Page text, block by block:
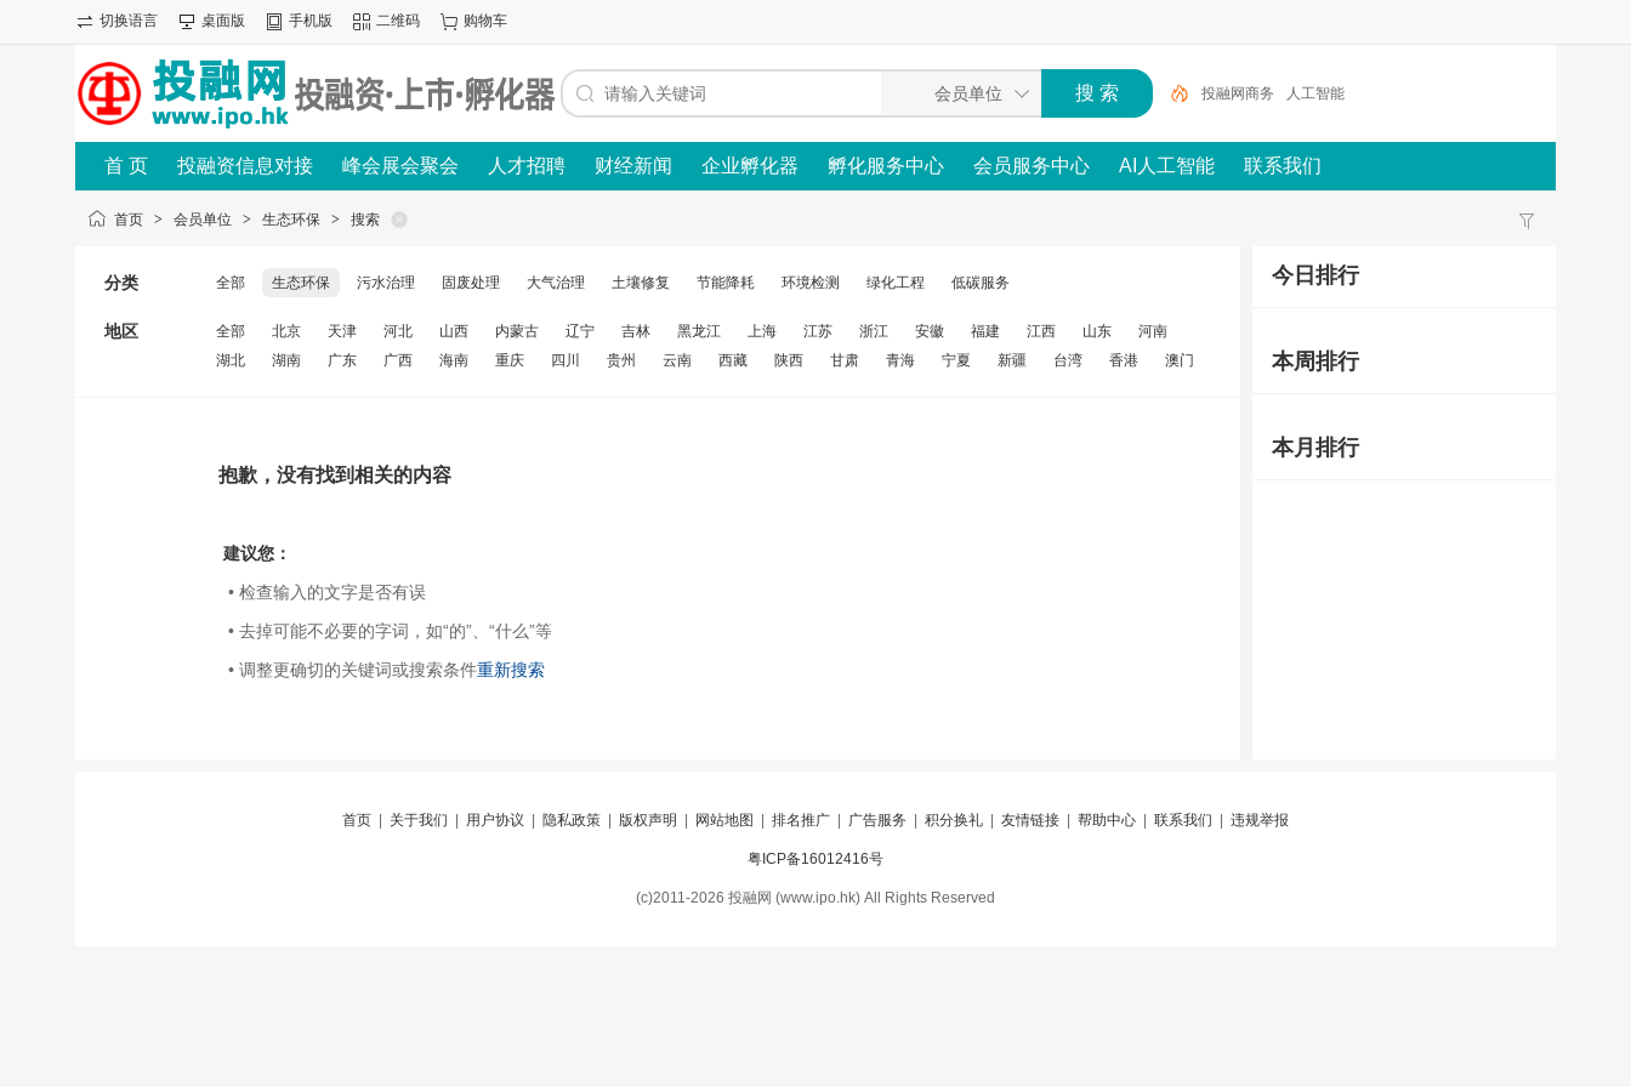
切换语言 桌面版 手机版 二维码 购物车
投融网商务 人工智能
首 页 投融资信息对接 峰会展会聚会 人才招聘 财经新闻 企业孵化器 孵化服务中心 会员服务中心 AI人工智能 联系我们
首页 > 会员单位 > 生态环保 > 搜索
分类 全部 生态环保 污水治理 固废处理 大气治理 土壤修复 节能降耗 环境检测 绿化工程 低碳服务
地区 全部 北京 天津 河北 山西 内蒙古 辽宁 吉林 黑龙江 上海 江苏 浙江 安徽 福建 江西 山东
河南
湖北
湖南 广东 广西 海南 重庆 四川 贵州 云南 西藏 陕西 甘肃 青海 宁夏 新疆 台湾 香港 澳门
抱歉，没有找到相关的内容
建议您：
• 检查输入的文字是否有误
• 去掉可能不必要的字词，如“的”、“什么”等
• 调整更确切的关键词或搜索条件重新搜索
今日排行
本周排行
本月排行
首页 关于我们 用户协议 隐私政策 版权声明 网站地图 排名推广 广告服务 积分换礼 友情链接 帮助中心 联系我们 违规举报
粤ICP备16012416号
(c)2011-2026 投融网 (www.ipo.hk) All Rights Reserved